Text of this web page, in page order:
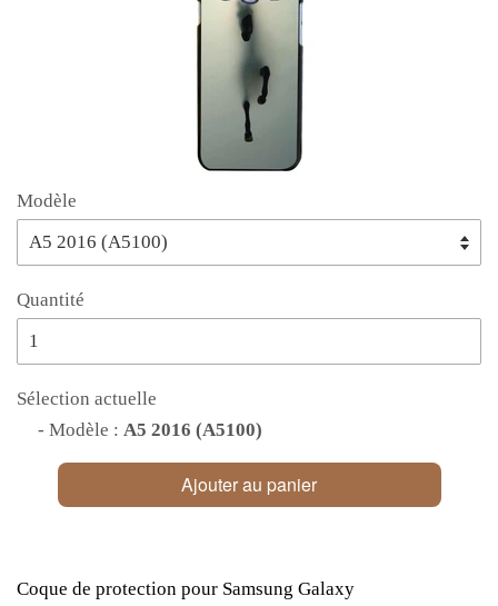
Modèle
Quantité
Sélection actuelle
- Modèle : A5 2016 (A5100)
Ajouter au panier
Coque de protection pour Samsung Galaxy